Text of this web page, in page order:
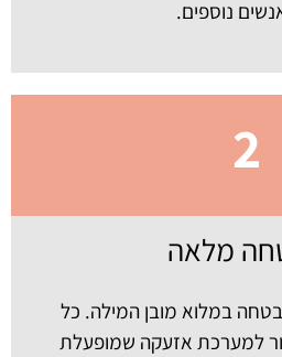
נוספים.
2
מלאה
במלוא מובן המילה. כל
למערכת אזעקה שמופעלת